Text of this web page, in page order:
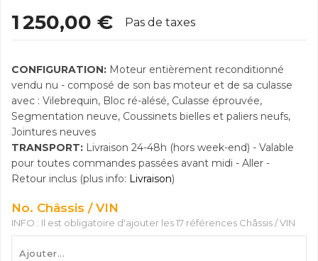
1 250,00 € Pas de taxes
CONFIGURATION: Moteur entièrement reconditionné
vendu nu - composé de son bas moteur et de sa culasse
avec : Vilebrequin, Bloc ré-alésé, Culasse éprouvée,
Segmentation neuve, Coussinets bielles et paliers neufs,
Jointures neuves
TRANSPORT: Livraison 24-48h (hors week-end) - Valable
pour toutes commandes passées avant midi - Aller -
Retour inclus (plus info: Livraison)
No. Châssis / VIN
INFO : Il est obligatoire d'ajouter les 17 références Châssis / VIN